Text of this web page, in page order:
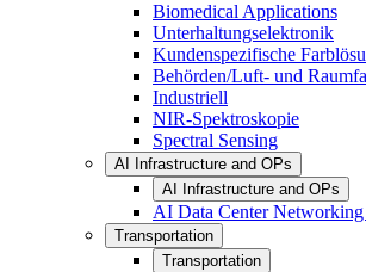
Biomedical Applications
Unterhaltungselektronik
Kundenspezifische
Behörden/Luft- und
Industriell
NIR-Spektroskopie
Spectral Sensing
AI Infrastructure and OPs
AI Infrastructure and OPs
AI Data Center Networking
Transportation
Transportation